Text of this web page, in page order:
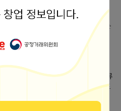
Elizabeth Houston, 1963년
가수, 배우, 패션 모델이다. 휘트니는
티스트로 기네스 세계...
( 한글 ) 회사명 ( 영문 ) 표준산업중분류
INC. 정보통신 게임용 소프
)...